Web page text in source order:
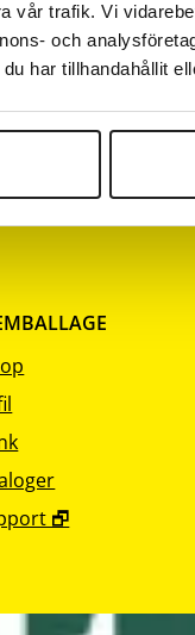
vår trafik. Vi
och
har tillhandahållit
🗗